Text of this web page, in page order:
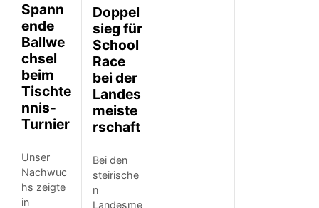
Spann
ende
Ballwe
chsel
beim
Tischte
nnis-
Turnier
Unser
Nachwuc
hs zeigte
in
Doppel
sieg für
School
Race
bei der
Landes
meiste
rschaft
Bei den
steirische
n
Landesme